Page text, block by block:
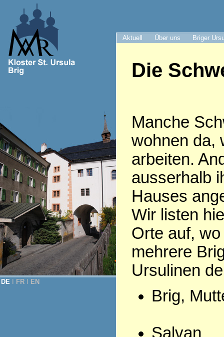
Aktuell Über uns Briger
DE FR EN
Die
Manche
wohnen da,
arbeiten.
ausserhalb
Hauses
Wir listen
Orte auf,
mehrere
Ursulinen
Brig,
Salvan